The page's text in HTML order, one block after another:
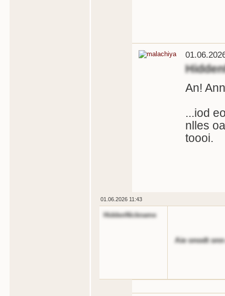
An!
...iod
nlles
toooi.
01.06.2026 11:43
HiddenNickname
Aie onodt